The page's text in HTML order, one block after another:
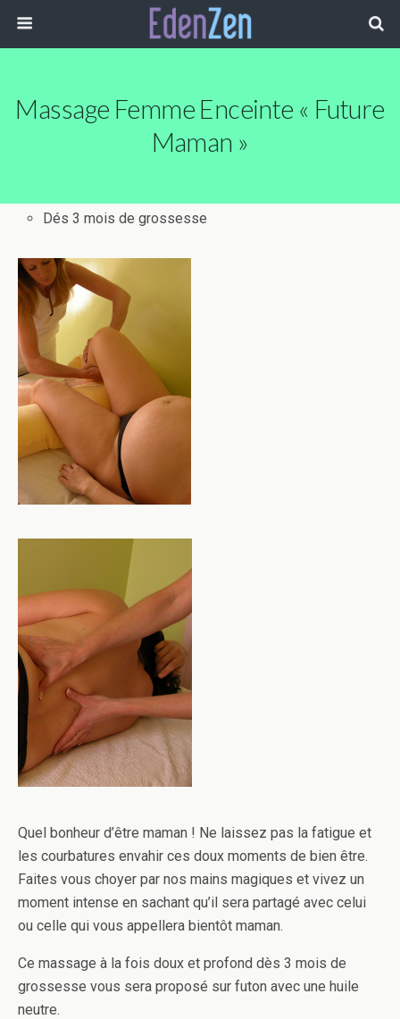
Massage Femme Enceinte « Future
Maman »
Dés 3 mois de grossesse
Quel bonheur d’être maman ! Ne laissez pas la fatigue et
les courbatures envahir ces doux moments de bien être.
Faites vous choyer par nos mains magiques et vivez un
moment intense en sachant qu’il sera partagé avec celui
ou celle qui vous appellera bientôt maman.
Ce massage à la fois doux et profond dès 3 mois de
grossesse vous sera proposé sur futon avec une huile
neutre.